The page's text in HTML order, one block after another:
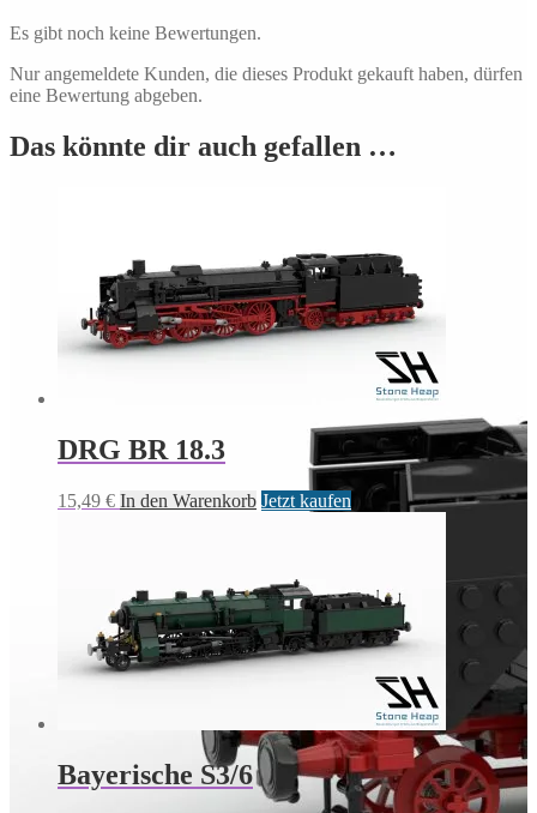
Es gibt noch keine Bewertungen.
Nur angemeldete Kunden, die dieses Produkt gekauft haben, dürfen
eine Bewertung abgeben.
Das könnte dir auch gefallen …
DRG BR 18.3
15,49 € In den Warenkorb Jetzt kaufen
Bayerische S3/6